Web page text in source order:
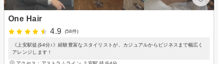
One Hair
4.9
(58件)
《上安駅徒歩4分♪》経験豊富なスタイリストが、カジュアルからビジネスまで幅広く
アレンジします！